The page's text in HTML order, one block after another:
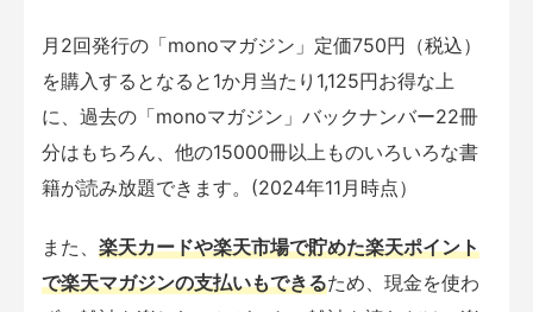
月2回発行の「monoマガジン」定価750円（税込）
を購入するとなると1か月当たり1,125円お得な上
に、過去の「monoマガジン」バックナンバー22冊
分はもちろん、他の15000冊以上ものいろいろな書
籍が読み放題できます。(2024年11月時点）
また、 楽天カードや楽天市場で貯めた楽天ポイント
で楽天マガジンの支払いもできるため、現金を使わ